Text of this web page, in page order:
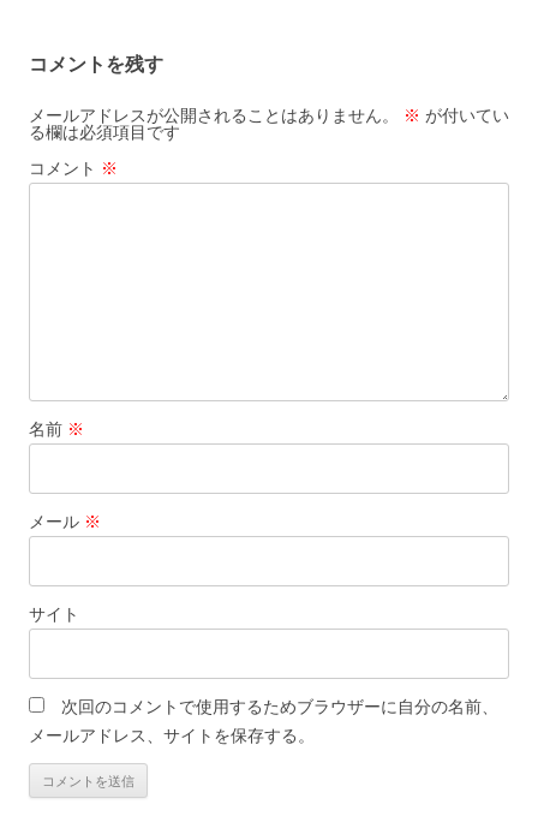
ー
シ
ョ
ン
コメントを残す
メールアドレスが公開されることはありません。 ※ が付いてい
る欄は必須項目です
コメント ※
名前 ※
メール ※
サイト
次回のコメントで使用するためブラウザーに自分の名前、
メールアドレス、サイトを保存する。